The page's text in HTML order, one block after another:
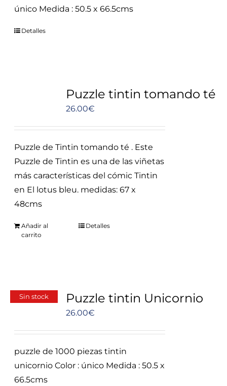
único Medida : 50.5 x 66.5cms
Detalles
Puzzle tintin tomando té
26.00€
Puzzle de Tintin tomando té . Este
Puzzle de Tintin es una de las viñetas
más características del cómic Tintin
en El lotus bleu. medidas: 67 x
48cms
Añadir al
carrito
Detalles
Sin stock Puzzle tintin Unicornio
26.00€
puzzle de 1000 piezas tintin
unicornio Color : único Medida : 50.5 x
66.5cms